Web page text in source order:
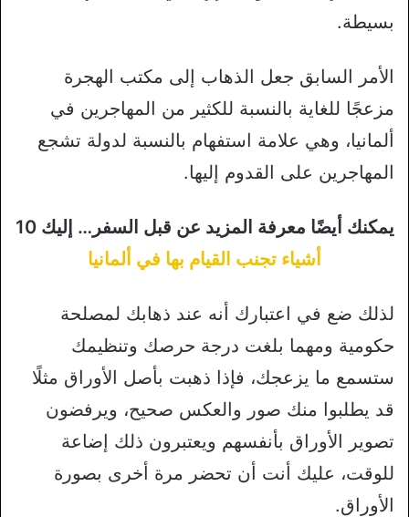
بسيطة.
الأمر السابق جعل الذهاب إلى مكتب الهجرة
مزعجًا للغاية بالنسبة للكثير من المهاجرين في
ألمانيا، وهي علامة استفهام بالنسبة لدولة تشجع
المهاجرين على القدوم إليها.
يمكنك أيضًا معرفة المزيد عن قبل السفر… إليك 10
أشياء تجنب القيام بها في ألمانيا
لذلك ضع في اعتبارك أنه عند ذهابك لمصلحة
حكومية ومهما بلغت درجة حرصك وتنظيمك
ستسمع ما يزعجك، فإذا ذهبت بأصل الأوراق مثلًا
قد يطلبوا منك صور والعكس صحيح، ويرفضون
تصوير الأوراق بأنفسهم ويعتبرون ذلك إضاعة
للوقت، عليك أنت أن تحضر مرة أخرى بصورة
الأوراق.